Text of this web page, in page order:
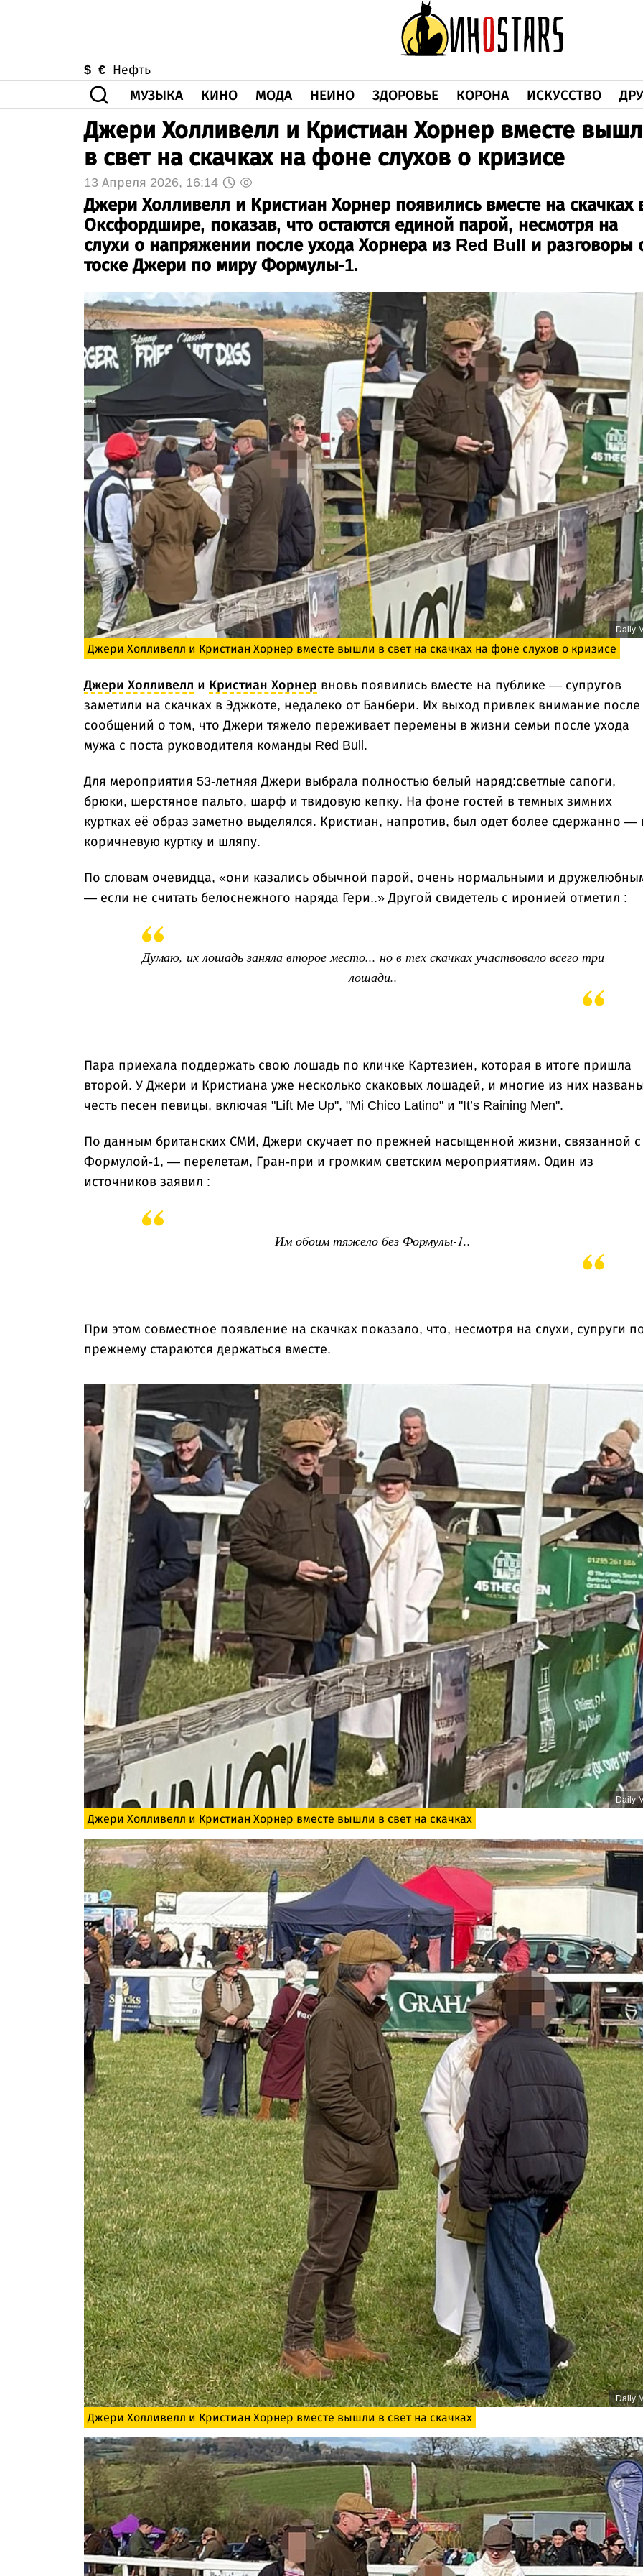
$ € Нефть
МУЗЫКА КИНО МОДА НЕИНО ЗДОРОВЬЕ КОРОНА ИСКУССТВО
Джери Холливелл и Кристиан Хорнер вместе
в свет на скачках на фоне слухов о кризисе
13 Апреля 2026, 16:14
Джери Холливелл и Кристиан Хорнер появились вместе на скачках
Оксфордшире, показав, что остаются единой парой, несмотря на
слухи о напряжении после ухода Хорнера из Red Bull и разговоры
тоске Джери по миру Формулы-1.
Daily
Джери Холливелл и Кристиан Хорнер вместе вышли в свет на скачках на фоне слухов о кризисе
Джери Холливелл и Кристиан Хорнер вновь появились вместе на публике — супругов
заметили на скачках в Эджкоте, недалеко от Банбери. Их выход привлек внимание после
сообщений о том, что Джери тяжело переживает перемены в жизни семьи после ухода
мужа с поста руководителя команды Red Bull.
Для мероприятия 53-летняя Джери выбрала полностью белый наряд:светлые сапоги,
брюки, шерстяное пальто, шарф и твидовую кепку. На фоне гостей в темных зимних
куртках её образ заметно выделялся. Кристиан, напротив, был одет более сдержанно —
коричневую куртку и шляпу.
По словам очевидца, «они казались обычной парой, очень нормальными и
— если не считать белоснежного наряда Гери..» Другой свидетель с иронией отметил :
Думаю, их лошадь заняла второе место... но в тех скачках участвовало всего три
лошади..
Пара приехала поддержать свою лошадь по кличке Картезиен, которая в итоге пришла
второй. У Джери и Кристиана уже несколько скаковых лошадей, и многие из них
честь песен певицы, включая "Lift Me Up", "Mi Chico Latino" и "It’s Raining Men".
По данным британских СМИ, Джери скучает по прежней насыщенной жизни, связанной с
Формулой-1, — перелетам, Гран-при и громким светским мероприятиям. Один из
источников заявил :
Им обоим тяжело без Формулы-1..
При этом совместное появление на скачках показало, что, несмотря на слухи, супруги
прежнему стараются держаться вместе.
Daily
Джери Холливелл и Кристиан Хорнер вместе вышли в свет на скачках
Daily
Джери Холливелл и Кристиан Хорнер вместе вышли в свет на скачках